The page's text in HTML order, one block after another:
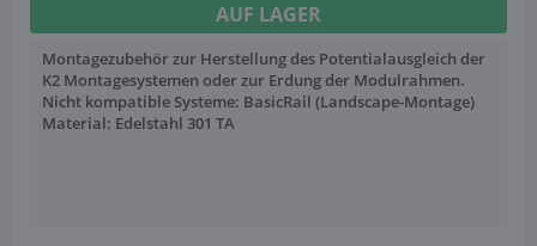
AUF LAGER
Montagezubehör zur Herstellung des Potentialausgleich der
K2 Montagesystemen oder zur Erdung der Modulrahmen.
Nicht kompatible Systeme: BasicRail (Landscape-Montage)
Material: Edelstahl 301 TA